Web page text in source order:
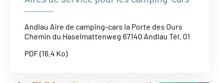
Andlau Aire de camping-cars la Porte des Ours
Chemin du Haselmattenweg 67140 Andlau Tél. 01
PDF (16.4 Ko)